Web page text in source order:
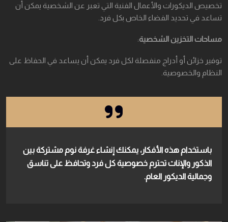
تخصيص الديكورات والأعمال الفنية التي تعبر عن الشخصية يمكن أن
تساعد في تحديد الفضاء الخاص بكل فرد.
مساحات التخزين الشخصية:
توفير خزائن أو أدراج منفصلة لكل فرد يمكن أن يساعد في الحفاظ على
النظام والخصوصية.
باستخدام هذه الأفكار، يمكنك إنشاء غرفة نوم مشتركة بين
الذكور والإناث تحترم خصوصية كل فرد وتحافظ على تناسق
وجمالية الديكور العام.